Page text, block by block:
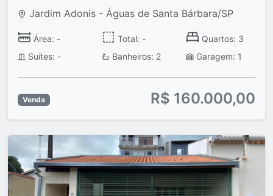
Jardim Adonis - Águas de Santa Bárbara/SP
Área: - Total: -
Quartos: 3
Suítes: -
Banheiros: 2 Garagem: 1
Venda R$ 160.000,00